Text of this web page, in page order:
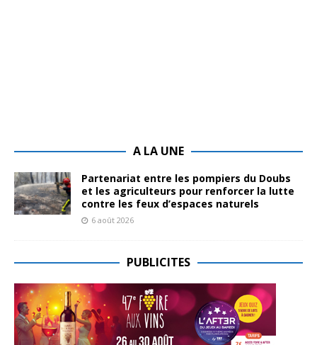
A LA UNE
Partenariat entre les pompiers du Doubs
et les agriculteurs pour renforcer la lutte
contre les feux d’espaces naturels
6 août 2026
PUBLICITES